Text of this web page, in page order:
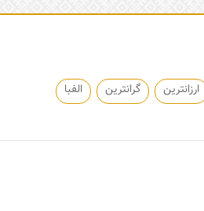
ارزانترین گرانترین الفبا